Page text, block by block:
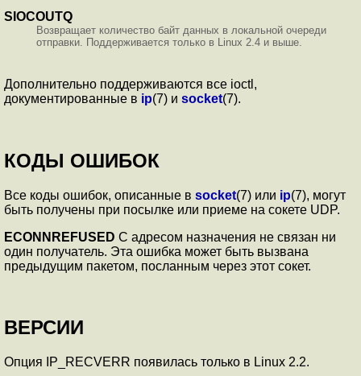
SIOCOUTQ
Возвращает количество байт данных в локальной очереди
отправки. Поддерживается только в Linux 2.4 и выше.
Дополнительно поддерживаются все ioctl,
документированные в ip(7) и socket(7).
КОДЫ ОШИБОК
Все коды ошибок, описанные в socket(7) или ip(7), могут
быть получены при посылке или приеме на сокете UDP.
ECONNREFUSED С адресом назначения не связан ни
один получатель. Эта ошибка может быть вызвана
предыдущим пакетом, посланным через этот сокет.
ВЕРСИИ
Опция IP_RECVERR появилась только в Linux 2.2.